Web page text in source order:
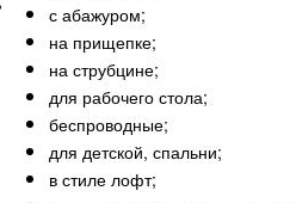
с абажуром;
на прищепке;
на струбцине;
для рабочего стола;
беспроводные;
для детской, спальни;
в стиле лофт;